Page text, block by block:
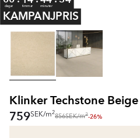
dagar timmar minuter
KAMPANJPRIS
Klinker Techstone
759SEK/m2
856SEK/m2-26%